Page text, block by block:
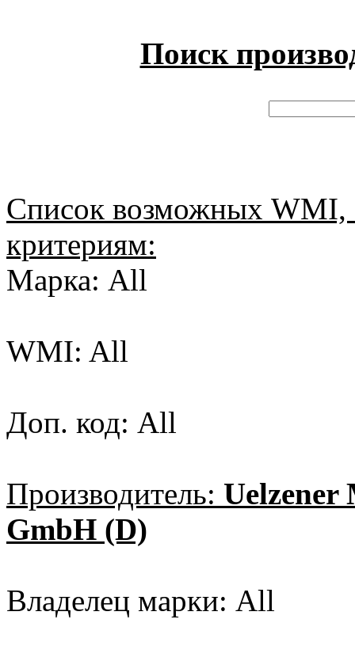
Поиск
Список возможных
критериям:
Марка: All
WMI: All
Доп. код: All
Производитель:
GmbH (D)
Владелец марки: All